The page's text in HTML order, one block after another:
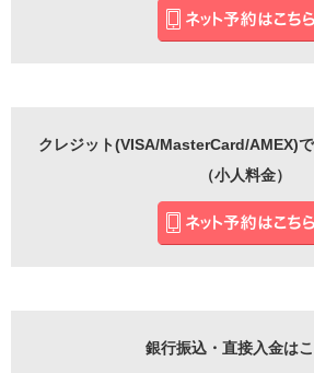
クレジット(VISA/MasterCard/AMEX)
（小人料金）
銀行振込・直接入金は